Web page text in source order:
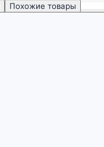
Похожие товары